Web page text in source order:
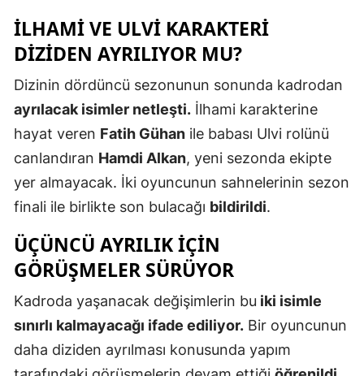
Mersin
İstanbul
Kayseri
Kırklareli
ILHAMI VE ULVI KARAKTERI
DIZIDEN AYRILIYOR MU?
Dizinin dördüncü sezonunun sonunda kadrodan
ayrılacak isimler netleşti. İlhami karakterine
hayat veren Fatih Gühan ile babası Ulvi rolünü
canlandıran Hamdi Alkan, yeni sezonda ekipte
yer almayacak. İki oyuncunun sahnelerinin sezon
finali ile birlikte son bulacağı bildirildi.
ÜÇÜNCÜ AYRILIK IÇIN
GÖRÜŞMELER SÜRÜYOR
Kadroda yaşanacak değişimlerin bu iki isimle
sınırlı kalmayacağı ifade ediliyor. Bir oyuncunun
daha diziden ayrılması konusunda yapım